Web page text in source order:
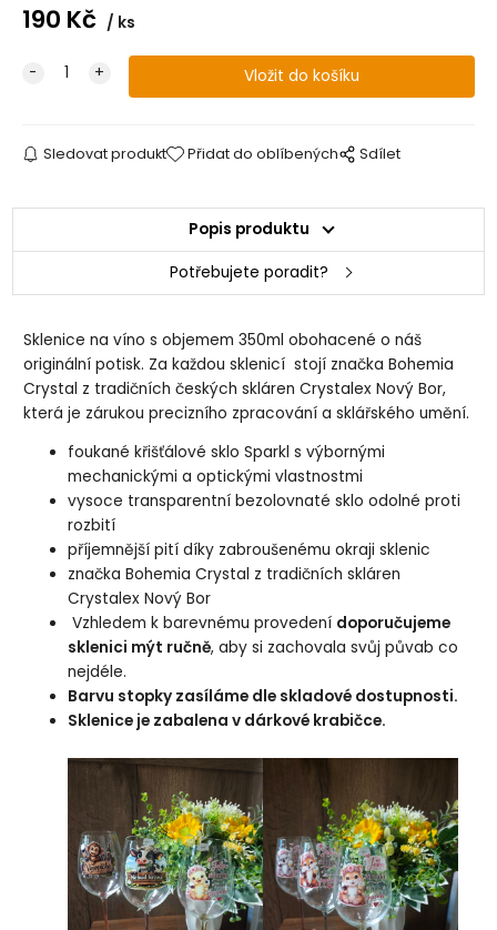
190 Kč ks
Sledovat produkt Přidat do oblíbených Sdílet
Popis produktu
Potřebujete poradit?
Sklenice na víno s objemem 350ml obohacené o náš
originální potisk. Za každou sklenicí stojí značka Bohemia
Crystal z tradičních českých skláren Crystalex Nový Bor,
která je zárukou precizního zpracování a sklářského umění.
foukané křišťálové sklo Sparkl s výbornými
mechanickými a optickými vlastnostmi
vysoce transparentní bezolovnaté sklo odolné proti
rozbití
příjemnější pití díky zabroušenému okraji sklenic
značka Bohemia Crystal z tradičních skláren
Crystalex Nový Bor
Vzhledem k barevnému provedení doporučujeme
sklenici mýt ručně, aby si zachovala svůj půvab co
nejdéle.
Barvu stopky zasíláme dle skladové dostupnosti.
Sklenice je zabalena v dárkové krabičce.